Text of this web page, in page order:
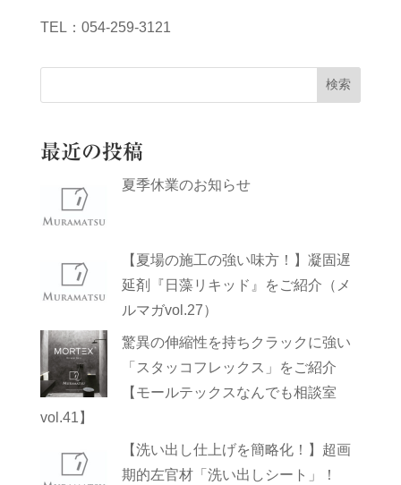
TEL：054-259-3121
検索
最近の投稿
夏季休業のお知らせ
【夏場の施工の強い味方！】凝固遅
延剤『日藻リキッド』をご紹介（メ
ルマガvol.27）
驚異の伸縮性を持ちクラックに強い
「スタッコフレックス」をご紹介
【モールテックスなんでも相談室
vol.41】
【洗い出し仕上げを簡略化！】超画
期的左官材「洗い出しシート」！